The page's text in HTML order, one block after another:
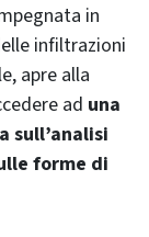
in
infiltrazioni
apre alla
ad una
sull’analisi
forme di